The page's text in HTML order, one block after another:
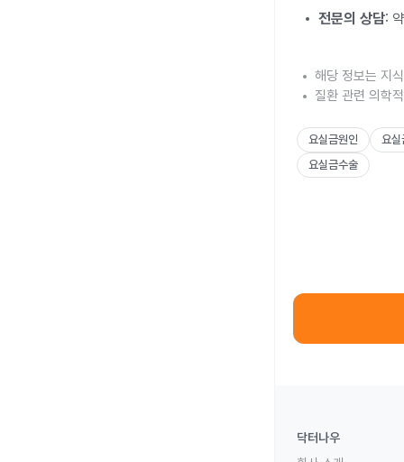
전문의 상담:
해당 정보는 지
질환 관련 의학
요실금원인
요실
요실금수술
닥터나우